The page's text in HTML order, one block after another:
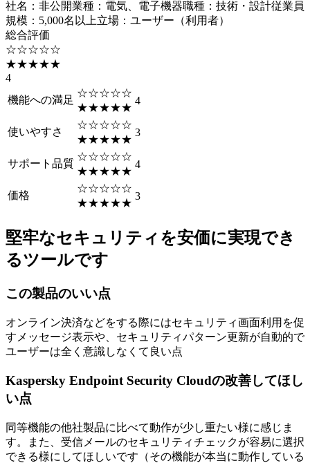
社名 ： 非公開業種 ： 電気、電子機器職種 ： 技術・設計従業員
規模 ： 5,000名以上立場 ： ユーザー（利用者）
総合評価
☆☆☆☆☆
★★★★★
4
機能への満足
☆☆☆☆☆
★★★★★
4
使いやすさ
☆☆☆☆☆
★★★★★
3
サポート品質
☆☆☆☆☆
★★★★★
4
価格
☆☆☆☆☆
★★★★★
3
堅牢なセキュリティを安価に実現でき
るツールです
この製品のいい点
オンライン決済などをする際にはセキュリティ画面利用を促
すメッセージ表示や、セキュリティパターン更新が自動的で
ユーザーは全く意識しなくて良い点
Kaspersky Endpoint Security Cloudの改善してほし
い点
同等機能の他社製品に比べて動作が少し重たい様に感じま
す。また、受信メールのセキュリティチェックが容易に選択
できる様にしてほしいです（その機能が本当に動作している